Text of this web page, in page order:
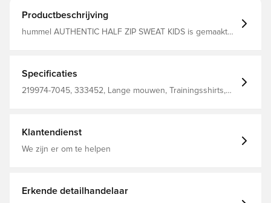
Productbeschrijving
hummel AUTHENTIC HALF ZIP SWEAT KIDS is gemaakt
schouders en het shirt heeft een halve ritssluiting met
een tweedelige kinbescherming om irritatie te
voorkomen. Geweven jacquardstof van 100% gerecycled
Specificaties
219974-7045, 333452, Lange mouwen, Trainingsshirts,
Klantendienst
We zijn er om te helpen
Erkende detailhandelaar